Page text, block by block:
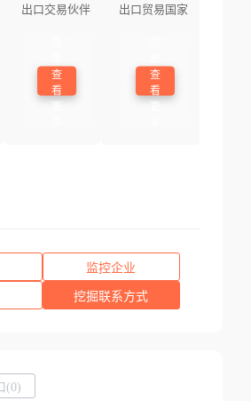
出口交易伙伴
查
看
出口贸易国家
查
看
监控企业
挖掘联系方式
(0)